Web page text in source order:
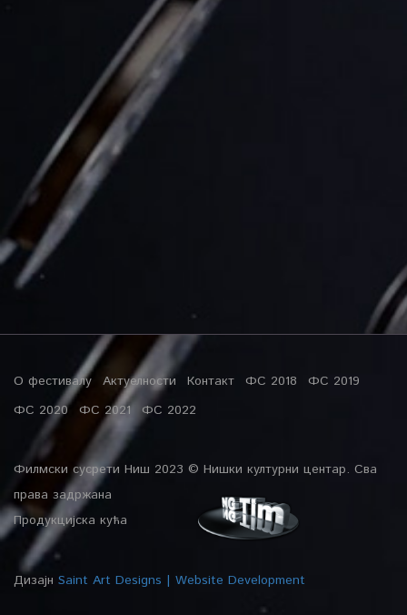
О фестивалу Актуелности Контакт ФС 2018
ФС 2019
ФС 2020 ФС 2021 ФС 2022
Филмски сусрети Ниш 2023 © Нишки културни центар. Сва
права задржана
Продукцијска кућа
Дизајн Saint Art Designs | Website Development